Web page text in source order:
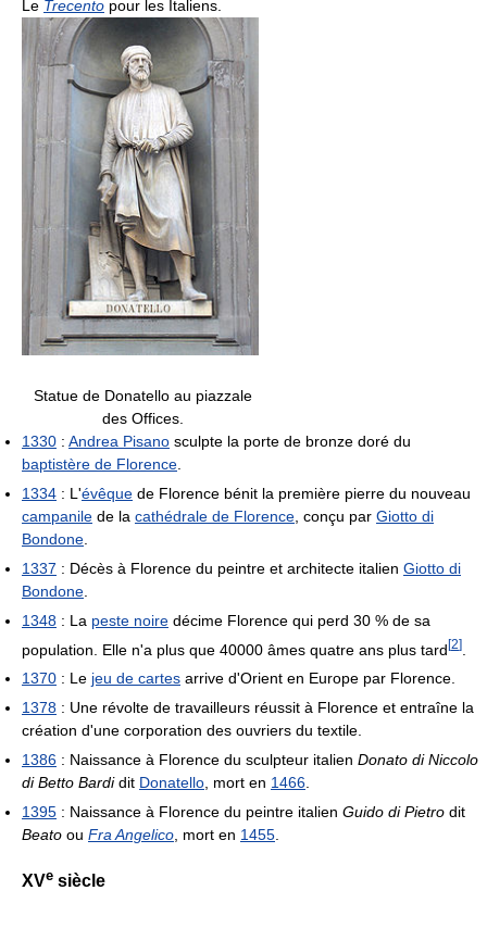
Le Trecento pour les Italiens.
Statue de Donatello au piazzale
des Offices.
1330 : Andrea Pisano sculpte la porte de bronze doré du
baptistère de Florence
1334 : L'évêque de Florence bénit la première pierre du nouveau
campanile de la cathédrale de Florence , conçu par Giotto di
Bondone
1337 : Décès à Florence du peintre et architecte italien Giotto di
Bondone
1348 : La peste noire décime Florence qui perd 30 % de sa
population. Elle n'a plus que 40000 âmes quatre ans plus tard[2]
1370 : Le jeu de cartes arrive d'Orient en Europe par Florence.
1378 : Une révolte de travailleurs réussit à Florence et entraîne la
création d'une corporation des ouvriers du textile.
1386 : Naissance à Florence du sculpteur italien Donato di Niccolo
di Betto Bardidit Donatello, mort en 1466.
1395 : Naissance à Florence du peintre italien Guido di Pietro dit
Beato ou Fra Angelico, mort en 1455.
XVe siècle